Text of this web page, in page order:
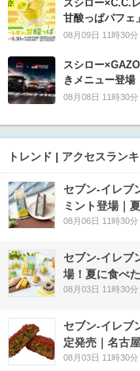
スシロー×C.C.
甘酸っぱパフェ
08月09日 11時30分
スシロー
きメニュー登場
08月08日 11時30分
トレンド | アクセスラン
セブン‐イレブ
ミント登場｜
08月06日 11時30分
セブン‐イレブ
場！夏に食べ
08月03日 11時30分
セブン-イレブ
定発売｜名古
08月03日 11時30分